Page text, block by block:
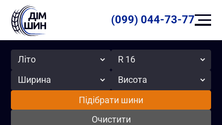
(099) 044-73-77
Сезон Радіус
Ширина Висота
Підібрати шини
Очистити